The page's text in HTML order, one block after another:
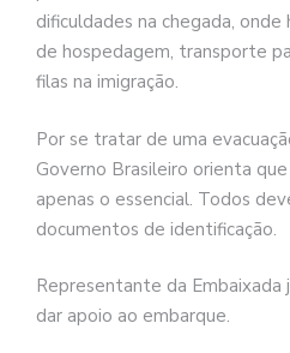
dificuldades na chegada,
de hospedagem, transporte
filas na imigração.
Por se tratar de uma
Governo Brasileiro orienta
apenas o essencial. Todos
documentos de identificação.
Representante da Embaixada
dar apoio ao embarque.